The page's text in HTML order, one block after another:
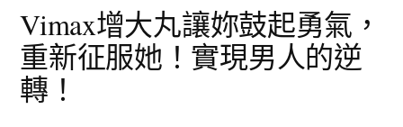
Vimax增大丸讓妳鼓起勇氣，
重新征服她！實現男人的逆
轉！